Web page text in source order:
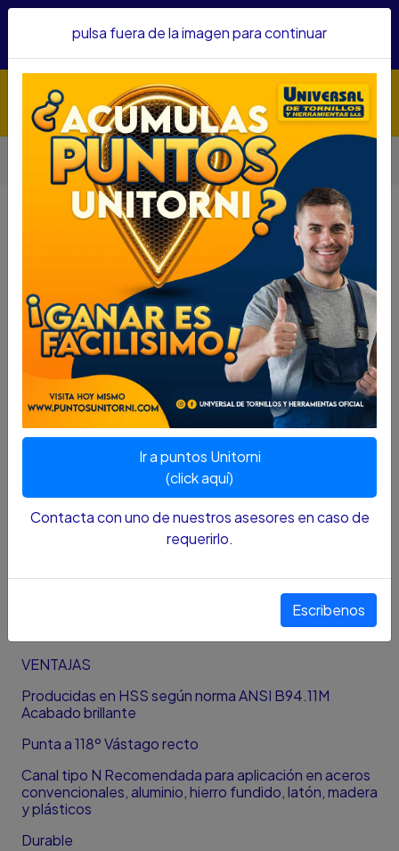
confianza&nbsp;Recibe un KIT PARRILLERO por compras
Herramientas
Accesorios Para Herramientas
Brocas
BROCA HSS TWILL-IRWIN 7/8
BROCA HSS TWILL-IRWIN 7/8
BROCA HSS TWILL-IRWIN 7/8
SKU....40685270
DESCRIPCIÓN....
ESPECIFICACIONES
Item # 91156
Ø (pulg.) 7/8”
Largo (pulg.) 6""
Empaque Unitario Cant. 1
VENTAJAS
Producidas en HSS según norma ANSI B94.11M
Acabado brillante
Punta a 118º Vástago recto
Canal tipo N Recomendada para aplicación en aceros
convencionales, aluminio, hierro fundido, latón, madera
y plásticos
Durable
pulsa fuera de la imagen para continuar
Ir a puntos Unitorni
(click aquí)
Contacta con uno de nuestros asesores en caso de
requerirlo.
Escribenos